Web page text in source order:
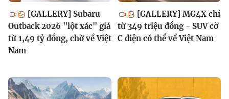
[GALLERY] Subaru
Outback 2026 "lột xác" giá
từ 1,49 tỷ đồng, chờ về Việt
Nam
[GALLERY] MG4X chỉ
từ 349 triệu đồng - SUV cỡ
C điện có thể về Việt Nam